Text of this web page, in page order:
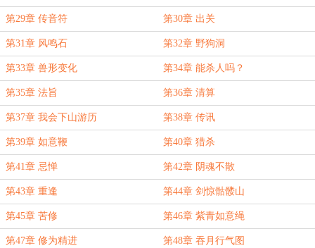
第29章 传音符 第30章 出关
第31章 风鸣石 第32章 野狗洞
第33章 兽形变化 第34章 能杀人吗？
第35章 法旨 第36章 清算
第37章 我会下山游历 第38章 传讯
第39章 如意鞭 第40章 猎杀
第41章 忌惮 第42章 阴魂不散
第43章 重逢 第44章 剑惊骷髅山
第45章 苦修 第46章 紫青如意绳
第47章 修为精进 第48章 吞月行气图